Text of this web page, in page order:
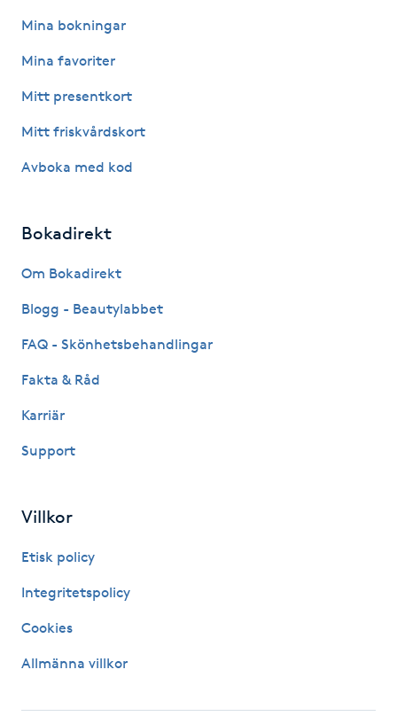
Hudföryngring
Huduppstramning
Hudvård
Hyperhidros
Hårborttagning
Hårbottenbehandling
Hälsprickor
Idrottsmassage
IPL
Mina bokningar
Mina favoriter
Mitt presentkort
Mitt friskvårdskort
Avboka med kod
Bokadirekt
Om Bokadirekt
Blogg - Beautylabbet
FAQ - Skönhetsbehandlingar
Fakta & Råd
Karriär
Support
Villkor
Etisk policy
Integritetspolicy
Cookies
Allmänna villkor